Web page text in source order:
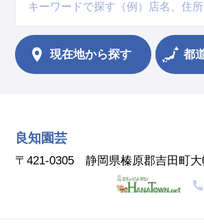
現在地から探す 都
良知園芸
〒421-0305 静岡県榛原郡吉田町大